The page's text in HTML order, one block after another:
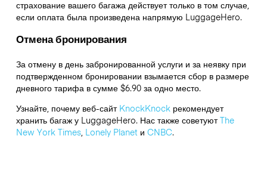
страхование вашего багажа действует только в том случае,
если оплата была произведена напрямую LuggageHero.
Отмена бронирования
За отмену в день забронированной услуги и за неявку при
подтвержденном бронировании взымается сбор в размере
дневного тарифа в сумме $6.90 за одно место.
Узнайте, почему веб-сайт KnockKnockрекомендует
хранить багаж у LuggageHero. Нас также советуютThe
New York Times, Lonely Planetи CNBC.